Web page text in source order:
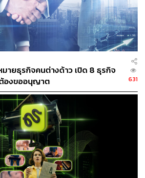
นต์ธุรกิจแบบสร้างอาชีพ สร้างความ
ลใจ ผมบอกได้เลยกว่ากว่าครึ่งคือ
หรือคอนเทนต์ที่เอาตัวเลขมาแปะอวด
เองหรือตัวเจ้าของเพจ หลายคนจะติด
ราพยายามสร้างจุดเด่นแบบแตกต่าง
จะไม่ลงเรื่องที่พิสูจน์ไม่ได้และทุกเรื่อง
คที่นำมาต้องอ่านแล้วเข้าใจ ทำตามได้
ไป บางเรื่องคนอ่านแล้วได้เทคนิคกลับ
องที่ทำให้คิดได้ เราถือว่าสำเร็จแล้วใน
นของคำคมแรงบันดาลใจ ไปดูได้เลย
ายธุรกิจคนต่างด้าว เปิด 8 ธุรกิจ
องขออนุญาต
631